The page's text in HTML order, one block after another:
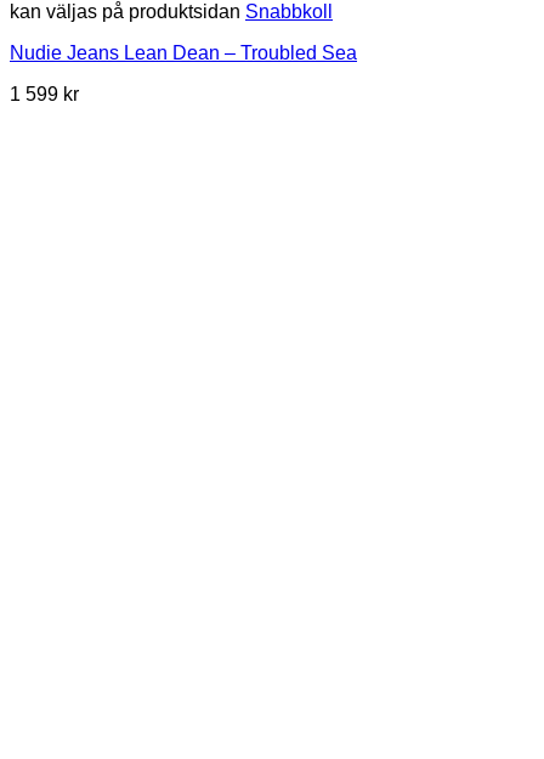
kan väljas på produktsidan Snabbkoll
Nudie Jeans Lean Dean – Troubled Sea
1 599 kr